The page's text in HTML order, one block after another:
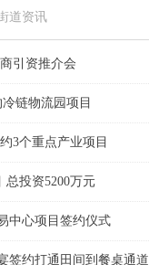
道资讯
引资推介会
链物流园项目
3个重点产业项目
总投资5200万元
中心项目签约仪式
签约打通田间到餐桌通道